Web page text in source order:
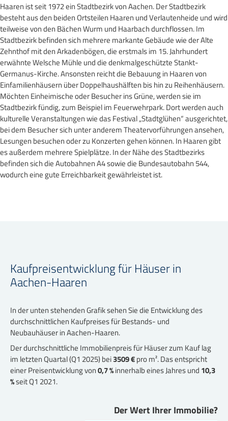
Haaren ist seit 1972 ein Stadtbezirk von Aachen. Der Stadtbezirk
besteht aus den beiden Ortsteilen Haaren und Verlautenheide und wird
teilweise von den Bächen Wurm und Haarbach durchflossen. Im
Stadtbezirk befinden sich mehrere markante Gebäude wie der Alte
Zehnthof mit den Arkadenbögen, die erstmals im 15. Jahrhundert
erwähnte Welsche Mühle und die denkmalgeschützte Stankt-
Germanus-Kirche. Ansonsten reicht die Bebauung in Haaren von
Einfamilienhäusern über Doppelhaushälften bis hin zu Reihenhäusern.
Möchten Einheimische oder Besucher ins Grüne, werden sie im
Stadtbezirk fündig, zum Beispiel im Feuerwehrpark. Dort werden auch
kulturelle Veranstaltungen wie das Festival „Stadtglühen“ ausgerichtet,
bei dem Besucher sich unter anderem Theatervorführungen ansehen,
Lesungen besuchen oder zu Konzerten gehen können. In Haaren gibt
es außerdem mehrere Spielplätze. In der Nähe des Stadtbezirks
befinden sich die Autobahnen A4 sowie die Bundesautobahn 544,
wodurch eine gute Erreichbarkeit gewährleistet ist.
Kaufpreisentwicklung für Häuser in
Aachen-Haaren
In der unten stehenden Grafik sehen Sie die Entwicklung des
durchschnittlichen Kaufpreises für Bestands- und
Neubauhäuser in Aachen-Haaren.
Der durchschnittliche Immobilienpreis für Häuser zum Kauf lag
im letzten Quartal (Q1 2025) bei3509 €pro m². Das entspricht
einer Preisentwicklung von0,7 %innerhalb eines Jahres und 10,3
%seit Q1 2021.
Der Wert Ihrer Immobilie?